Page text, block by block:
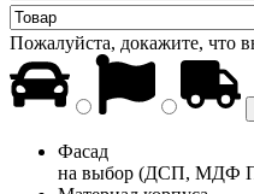
Пожалуйста, докажите, что
Фасад
на выбор (ДСП, МДФ